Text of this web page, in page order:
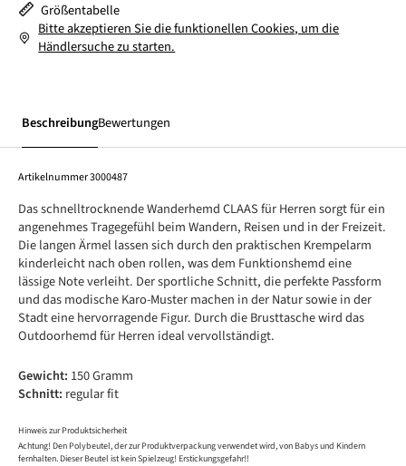
Größentabelle
Bitte akzeptieren Sie die funktionellen Cookies, um die
Händlersuche zu starten.
BeschreibungBewertungen
Artikelnummer3000487
Das schnelltrocknende Wanderhemd CLAAS für Herren sorgt für ein
angenehmes Tragegefühl beim Wandern, Reisen und in der Freizeit.
Die langen Ärmel lassen sich durch den praktischen Krempelarm
kinderleicht nach oben rollen, was dem Funktionshemd eine
lässige Note verleiht. Der sportliche Schnitt, die perfekte Passform
und das modische Karo-Muster machen in der Natur sowie in der
Stadt eine hervorragende Figur. Durch die Brusttasche wird das
Outdoorhemd für Herren ideal vervollständigt.
Gewicht: 150 Gramm
Schnitt: regular fit
Hinweis zur Produktsicherheit
Achtung! Den Polybeutel, der zur Produktverpackung verwendet wird, von Babys und Kindern
fernhalten. Dieser Beutel ist kein Spielzeug! Erstickungsgefahr!!